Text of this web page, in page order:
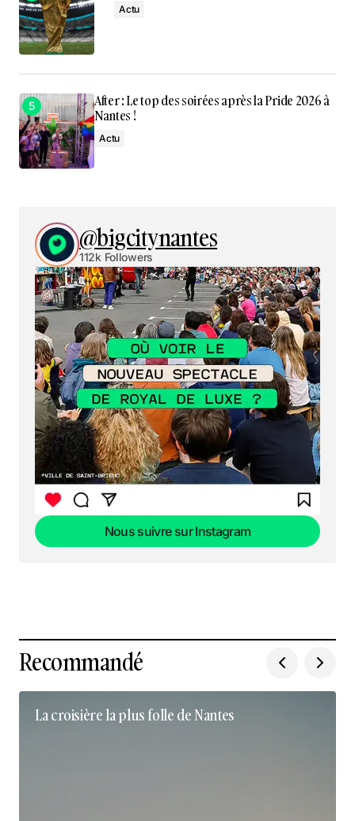
Actu
After : Le top des soirées après la Pride 2026 à
Nantes !
Actu
@bigcitynantes
112k Followers
Nous suivre sur Instagram
Recommandé
La croisière la plus folle de Nantes